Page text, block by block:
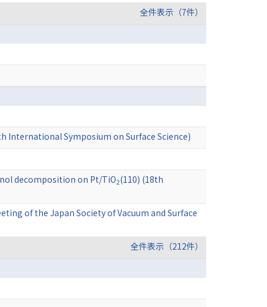
全件表示（7件）
International Symposium on Surface Science)
decomposition on Pt/TiO2(110) (18th
of the Japan Society of Vacuum and Surface
全件表示（212件）